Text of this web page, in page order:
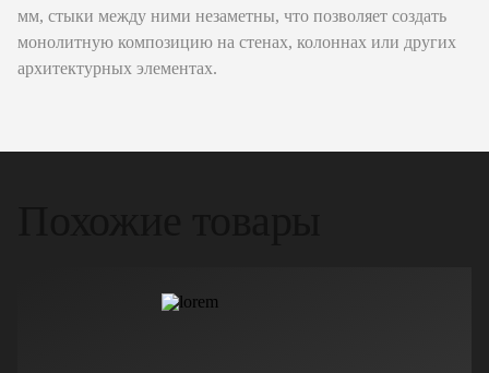
мм, стыки между ними незаметны, что позволяет создать
монолитную композицию на стенах, колоннах или других
архитектурных элементах.